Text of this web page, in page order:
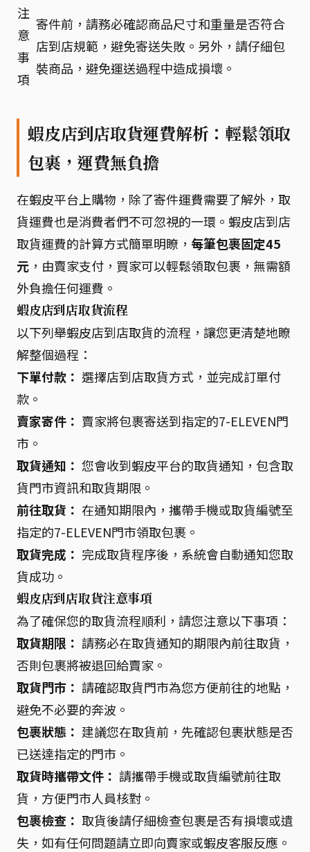
注
意
事
項
寄件前，請務必確認商品尺寸和重量是否符合
店到店規範，避免寄送失敗。另外，請仔細包
裝商品，避免運送過程中造成損壞。
蝦皮店到店取貨運費解析：輕鬆領取
包裹，運費無負擔
在蝦皮平台上購物，除了寄件運費需要了解外，取
貨運費也是消費者們不可忽視的一環。蝦皮店到店
取貨運費的計算方式簡單明瞭， 每筆包裹固定45
元 ，由賣家支付，買家可以輕鬆領取包裹，無需額
外負擔任何運費。
蝦皮店到店取貨流程
以下列舉蝦皮店到店取貨的流程，讓您更清楚地瞭
解整個過程：
下單付款： 選擇店到店取貨方式，並完成訂單付
款。
賣家寄件： 賣家將包裹寄送到指定的7-ELEVEN門
市。
取貨通知： 您會收到蝦皮平台的取貨通知，包含取
貨門市資訊和取貨期限。
前往取貨： 在通知期限內，攜帶手機或取貨編號至
指定的7-ELEVEN門市領取包裹。
取貨完成： 完成取貨程序後，系統會自動通知您取
貨成功。
蝦皮店到店取貨注意事項
為了確保您的取貨流程順利，請您注意以下事項：
取貨期限： 請務必在取貨通知的期限內前往取貨，
否則包裹將被退回給賣家。
取貨門市： 請確認取貨門市為您方便前往的地點，
避免不必要的奔波。
包裹狀態： 建議您在取貨前，先確認包裹狀態是否
已送達指定的門市。
取貨時攜帶文件： 請攜帶手機或取貨編號前往取
貨，方便門市人員核對。
包裹檢查： 取貨後請仔細檢查包裹是否有損壞或遺
失，如有任何問題請立即向賣家或蝦皮客服反應。